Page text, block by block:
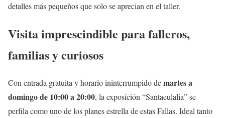
detalles más pequeños que solo se aprecian en el taller.
Visita imprescindible para falleros,
familias y curiosos
Con entrada gratuita y horario ininterrumpido demartes a
domingo de 10:00 a 20:00, la exposición “Santaeulalia” se
perfila como uno de los planes estrella de estas Fallas. Ideal tanto